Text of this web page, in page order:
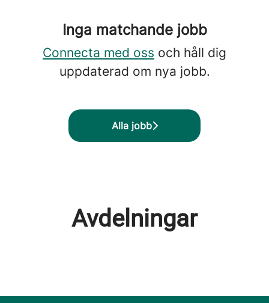
Inga matchande jobb
Connecta med oss och håll dig
uppdaterad om nya jobb.
Alla jobb
Avdelningar